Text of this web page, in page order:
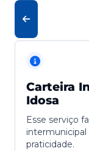
Carteira
Idosa
Esse serviço
intermunicipal
praticidade.